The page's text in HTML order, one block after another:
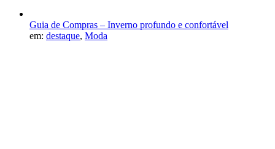
Guia de Compras – Inverno profundo e confortável
em: destaque, Moda